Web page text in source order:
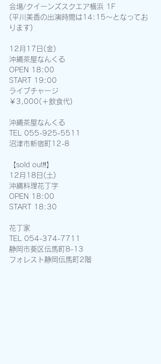
会場/クイーンズスクエア横浜 1F
(平川美香の出演時間は14:15～となってお
ります)
12月17日(金)
沖縄茶屋なんくる
OPEN 18:00
START 19:00
ライブチャージ
￥3,000(＋飲食代)
沖縄茶屋なんくる
TEL 055-925-5511
沼津市新宿町12-8
【sold out‼️】
12月18日(土)
沖縄料理花丁字
OPEN 18:00
START 18:30
花丁家
TEL 054-374-7711
静岡市葵区伝馬町8-13
フォレスト静岡伝馬町2階